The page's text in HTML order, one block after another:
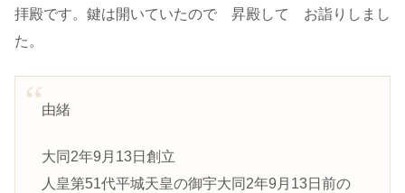
拝殿です。鍵は開いていたので 昇殿して お詣りしまし
た。
由緒
大同2年9月13日創立
人皇第51代平城天皇の御宇大同2年9月13日前の